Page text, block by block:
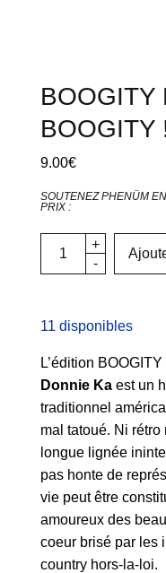
BOOGITY
BOOGITY
9.00€
SOUTENEZ PHENÜM
PRIX :
11 disponibles
L’édition
Donnie Kaest un
traditionnel
mal tatoué. Ni rétro
longue lignée
pas honte de
vie peut être
amoureux des
coeur brisé par les
country hors-la-loi.